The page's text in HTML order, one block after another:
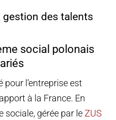
des talents
social polonais
pour l’entreprise est
à la France. En
sociale, gérée par le ZUS